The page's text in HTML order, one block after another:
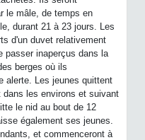
le mâle, de temps en
durant 21 à 23 jours. Les
d'un duvet relativement
passer inaperçus dans la
berges où ils
alerte. Les jeunes quittent
les environs et suivant
le nid au bout de 12
également ses jeunes.
et commenceront à